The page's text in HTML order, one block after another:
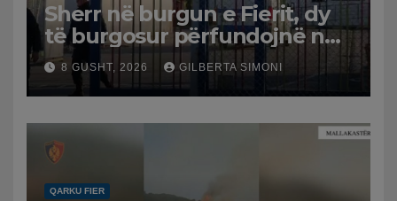
Sherr në burgun e Fierit, dy
të burgosur përfundojnë në
spital
8 GUSHT, 2026 GILBERTA SIMONI
QARKU FIER